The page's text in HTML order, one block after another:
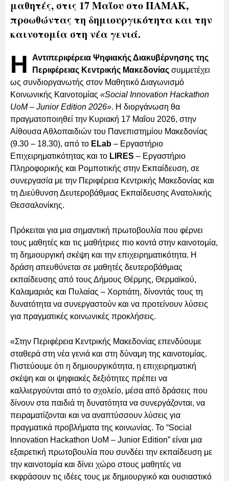
μαθητές, στις 17 Μαΐου στο ΠΑΜΑΚ,
προωθώντας τη δημιουργικότητα και την
καινοτομία στη νέα γενιά.
Η
Αντιπεριφέρεια Ψηφιακής Διακυβέρνησης της
Περιφέρειας Κεντρικής Μακεδονίας συμμετέχει
ως συνδιοργανωτής στον Μαθητικό Διαγωνισμό
Κοινωνικής Καινοτομίας «Social Innovation Hackathon
UoM – Junior Edition 2026». Η διοργάνωση θα
πραγματοποιηθεί την Κυριακή 17 Μαΐου 2026, στην
Αίθουσα Αθλοπαιδιών του Πανεπιστημίου Μακεδονίας
(9.30 – 18.30), από το ELab – Εργαστήριο
Επιχειρηματικότητας και το LIRES – Εργαστήριο
Πληροφορικής και Ρομποτικής στην Εκπαίδευση, σε
συνεργασία με την Περιφέρεια Κεντρικής Μακεδονίας και
τη Διεύθυνση Δευτεροβάθμιας Εκπαίδευσης Ανατολικής
Θεσσαλονίκης.
Πρόκειται για μια σημαντική πρωτοβουλία που φέρνει
τους μαθητές και τις μαθήτριες πιο κοντά στην καινοτομία,
τη δημιουργική σκέψη και την επιχειρηματικότητα. Η
δράση απευθύνεται σε μαθητές δευτεροβάθμιας
εκπαίδευσης από τους Δήμους Θέρμης, Θερμαϊκού,
Καλαμαριάς και Πυλαίας – Χορτιάτη, δίνοντάς τους τη
δυνατότητα να συνεργαστούν και να προτείνουν λύσεις
για πραγματικές κοινωνικές προκλήσεις.
«Στην Περιφέρεια Κεντρικής Μακεδονίας επενδύουμε
σταθερά στη νέα γενιά και στη δύναμη της καινοτομίας.
Πιστεύουμε ότι η δημιουργικότητα, η επιχειρηματική
σκέψη και οι ψηφιακές δεξιότητες πρέπει να
καλλιεργούνται από το σχολείο, μέσα από δράσεις που
δίνουν στα παιδιά τη δυνατότητα να συνεργάζονται, να
πειραματίζονται και να αναπτύσσουν λύσεις για
πραγματικά προβλήματα της κοινωνίας. Το “Social
Innovation Hackathon UoM – Junior Edition” είναι μια
εξαιρετική πρωτοβουλία που συνδέει την εκπαίδευση με
την καινοτομία και δίνει χώρο στους μαθητές να
εκφράσουν τις ιδέες τους με δημιουργικό και ουσιαστικό